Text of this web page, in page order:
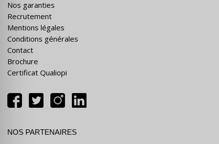
Nos garanties
Recrutement
Mentions légales
Conditions générales
Contact
Brochure
Certificat Qualiopi
NOS PARTENAIRES